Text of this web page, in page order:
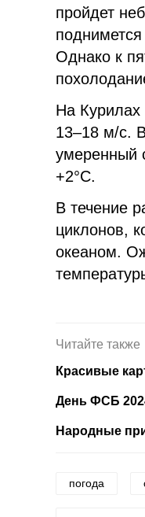
пройдет
Однако к
На Курилах
13–18 м/с.
умеренный
+2°С.
В течение
циклонов,
океаном.
Читайте также
Красивые
День ФСБ
Народные
погода